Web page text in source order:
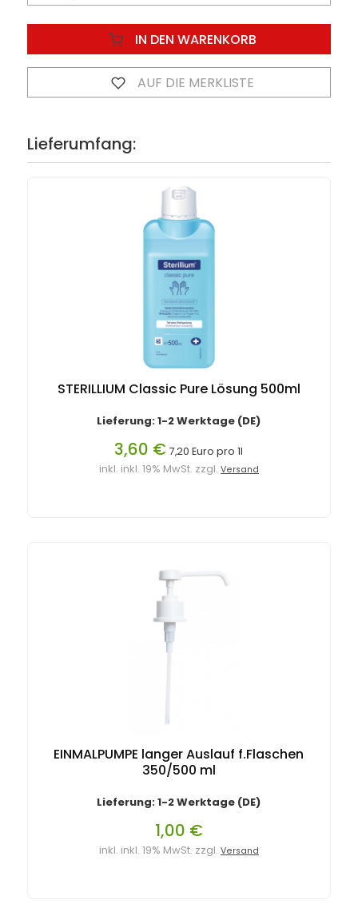
IN DEN WARENKORB
AUF DIE MERKLISTE
Lieferumfang:
STERILLIUM Classic Pure Lösung 500ml
Lieferung: 1-2 Werktage (DE)
3,60 € 7,20 Euro pro 1l
inkl. inkl. 19% MwSt. zzgl. Versand
EINMALPUMPE langer Auslauf f.Flaschen
350/500 ml
Lieferung: 1-2 Werktage (DE)
1,00 €
inkl. inkl. 19% MwSt. zzgl. Versand